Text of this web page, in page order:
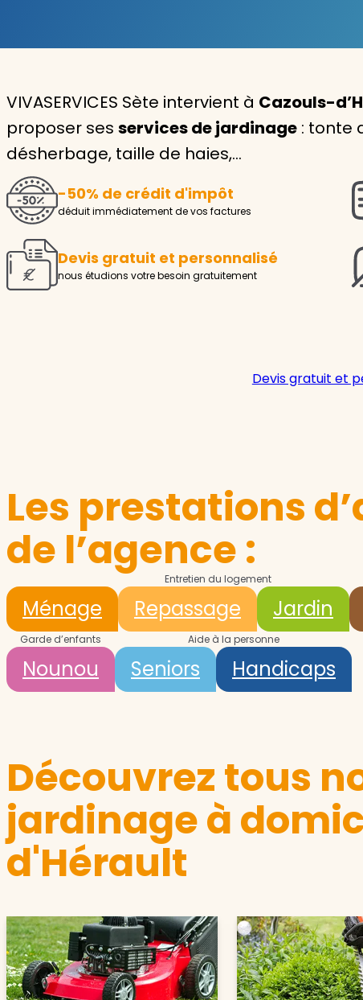
Aide à la personne
Seniors
Handicaps
Voir tous les services
VIVASERVICES Sète intervient à Cazouls-
proposer ses services de jardinage : tonte
désherbage, taille de haies,…
-50% de crédit d'impôt
déduit immédiatement de vos factures
Devis gratuit et personnalisé
nous étudions votre besoin gratuitement
Devis gratuit et
Les prestations
de l’agence :
Entretien du logement
Ménage Repassage Jardin
Garde d’enfants
Nounou
Aide à la personne
Seniors Handicaps
Découvrez tous
jardinage à
d'Hérault